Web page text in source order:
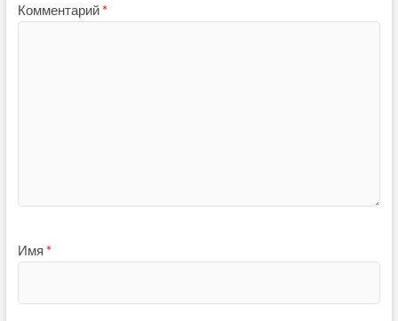
Комментарий *
Имя *